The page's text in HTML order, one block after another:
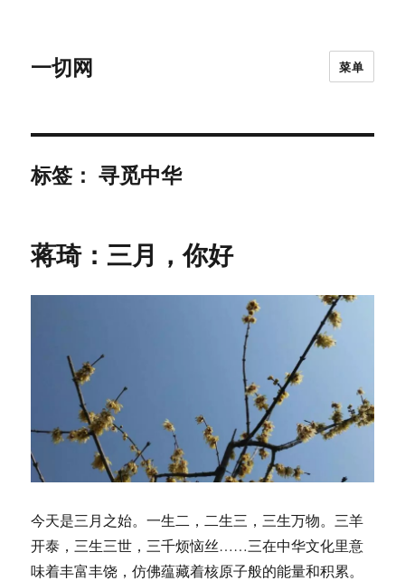
一切网 菜单
标签：寻觅中华
蒋琦：三月，你好
今天是三月之始。一生二，二生三，三生万物。三羊
开泰，三生三世，三千烦恼丝……三在中华文化里意
味着丰富丰饶，仿佛蕴藏着核原子般的能量和积累。